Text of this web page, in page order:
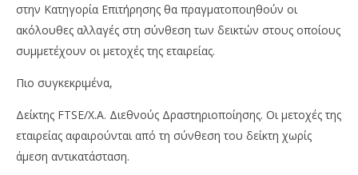
στην Κατηγορία Επιτήρησης θα πραγματοποιηθούν οι
ακόλουθες αλλαγές στη σύνθεση των δεικτών στους οποίους
συμμετέχουν οι μετοχές της εταιρείας.
Πιο συγκεκριμένα,
Δείκτης FTSE/Χ.Α. Διεθνούς Δραστηριοποίησης. Οι μετοχές της
εταιρείας αφαιρούνται από τη σύνθεση του δείκτη χωρίς
άμεση αντικατάσταση.